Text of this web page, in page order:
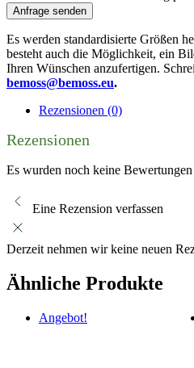
Anfrage senden
Es werden standardisierte Größen
besteht auch die Möglichkeit, ein
Ihren Wünschen anzufertigen.
bemoss@bemoss.eu.
Rezensionen (0)
Rezensionen
Es wurden noch keine
Eine Rezension verfassen
Derzeit nehmen wir keine neuen
Ähnliche Produkte
Angebot!